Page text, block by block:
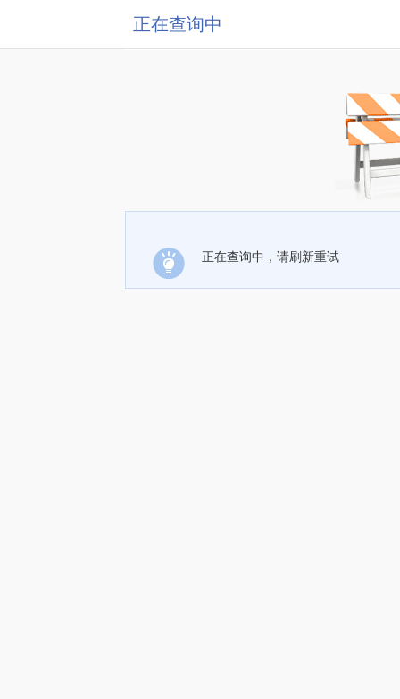
正在查询中
正在查询中，请刷新重试